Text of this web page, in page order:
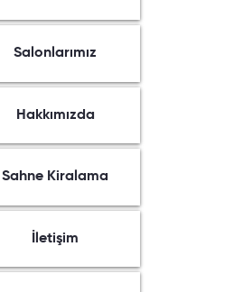
Salonlarımız
Hakkımızda
Sahne Kiralama
İletişim